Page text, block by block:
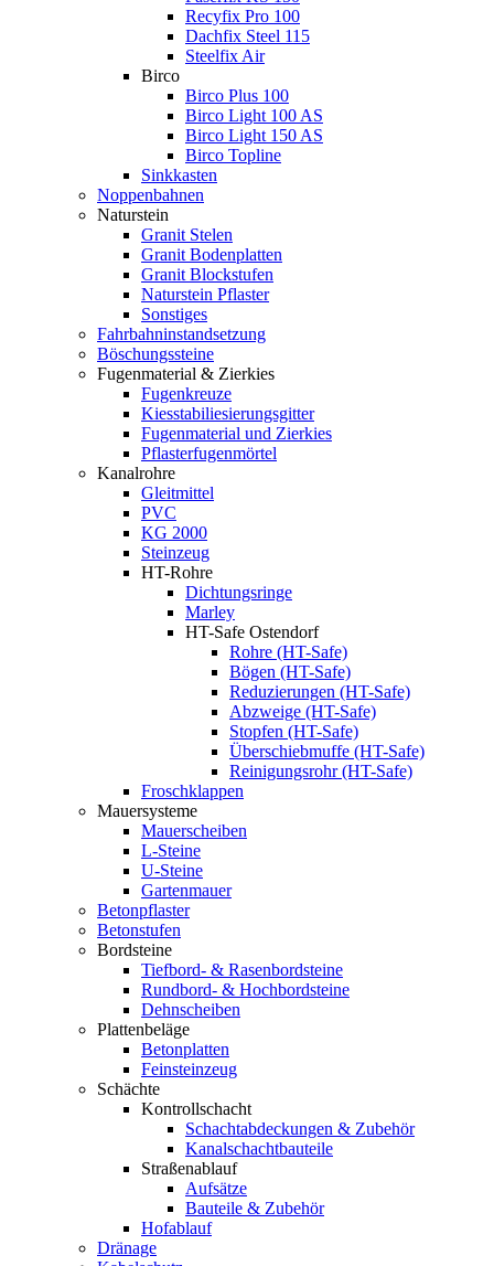
Recyfix Pro 100
Dachfix Steel 115
Steelfix Air
Birco
Birco Plus 100
Birco Light 100 AS
Birco Light 150 AS
Birco Topline
Sinkkasten
Noppenbahnen
Naturstein
Granit Stelen
Granit Bodenplatten
Granit Blockstufen
Naturstein Pflaster
Sonstiges
Fahrbahninstandsetzung
Böschungssteine
Fugenmaterial & Zierkies
Fugenkreuze
Kiesstabiliesierungsgitter
Fugenmaterial und Zierkies
Pflasterfugenmörtel
Kanalrohre
Gleitmittel
PVC
KG 2000
Steinzeug
HT-Rohre
Dichtungsringe
Marley
HT-Safe Ostendorf
Rohre (HT-Safe)
Bögen (HT-Safe)
Reduzierungen (HT-Safe)
Abzweige (HT-Safe)
Stopfen (HT-Safe)
Überschiebmuffe (HT-Safe)
Reinigungsrohr (HT-Safe)
Froschklappen
Mauersysteme
Mauerscheiben
L-Steine
U-Steine
Gartenmauer
Betonpflaster
Betonstufen
Bordsteine
Tiefbord- & Rasenbordsteine
Rundbord- & Hochbordsteine
Dehnscheiben
Plattenbeläge
Betonplatten
Feinsteinzeug
Schächte
Kontrollschacht
Schachtabdeckungen & Zubehör
Kanalschachtbauteile
Straßenablauf
Aufsätze
Bauteile & Zubehör
Hofablauf
Dränage